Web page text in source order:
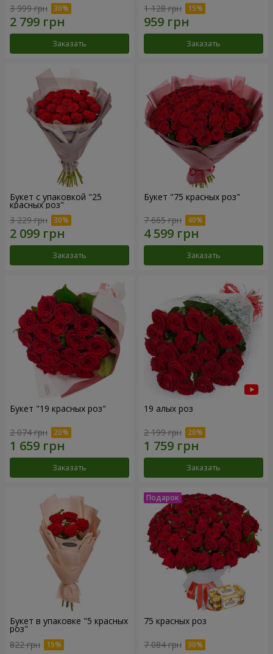
3 999 грн
Заказать
1 128 грн
Заказать
Букет с упаковкой "25
красных роз"
3 229 грн
Заказать
Букет "75 красных роз"
7 665 грн
Заказать
Букет "19 красных роз"
2 074 грн
Заказать
19 алых роз
2 199 грн
Заказать
Букет в упаковке "5 красных
роз"
822 грн
75 красных роз
7 084 грн